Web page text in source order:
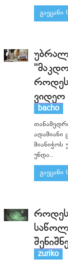
ვიდეო
bacho
ადამიანი
მიანიჭოს
უნდა..
zuriko